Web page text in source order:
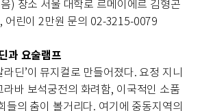
) 장소 서울 대학로 르메이에르 김형곤
어린이 2만원 문의 02-3215-0079
과 요술램프
라딘’이 뮤지컬로 만들어졌다. 요정 지니
라바 보석궁전의 화려함, 이국적인 소품
들의 춤이 볼거리다. 여기에 중동지역의